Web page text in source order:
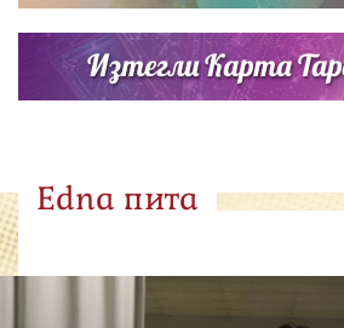
Изтегли Карта
Edna пита